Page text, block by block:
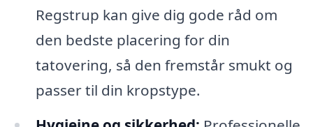
Regstrup kan give dig gode råd om
den bedste placering for din
tatovering, så den fremstår smukt og
passer til din kropstype.